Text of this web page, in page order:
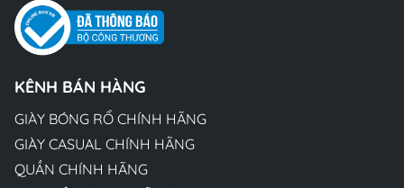
KÊNH BÁN HÀNG
GIÀY BÓNG RỔ CHÍNH HÃNG
GIÀY CASUAL CHÍNH HÃNG
QUẦN CHÍNH HÃNG